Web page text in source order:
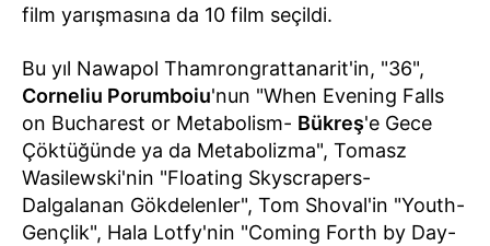
film yarışmasına da 10 film seçildi.
Bu yıl Nawapol Thamrongrattanarit'in, "36",
Corneliu Porumboiu'nun "When Evening Falls
on Bucharest or Metabolism- Bükreş'e Gece
Çöktüğünde ya da Metabolizma", Tomasz
Wasilewski'nin "Floating Skyscrapers-
Dalgalanan Gökdelenler", Tom Shoval'in "Youth-
Gençlik", Hala Lotfy'nin "Coming Forth by Day-